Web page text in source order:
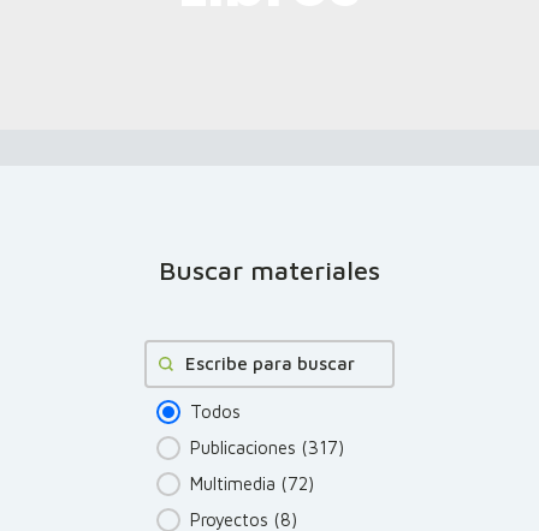
Buscar materiales
Buscar
Todos
Publicaciones (317)
Multimedia (72)
Proyectos (8)